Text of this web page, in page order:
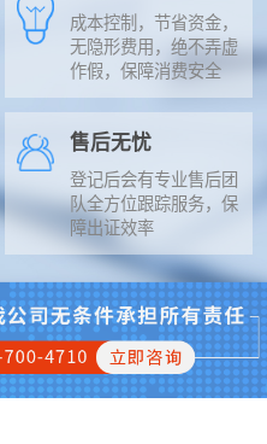
成本控制，节省资金，
无隐形费用，绝不弄虚
作假，保障消费安全
售后无忧
登记后会有专业售后团
队全方位跟踪服务，保
障出证效率